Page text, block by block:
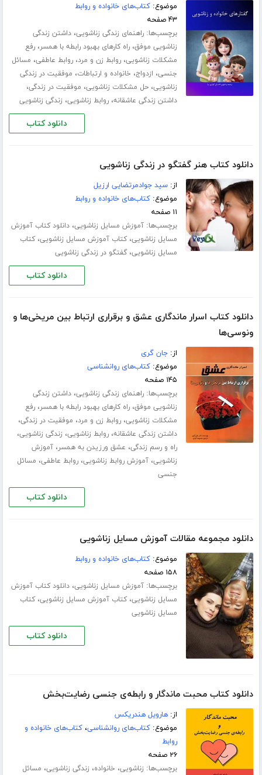
موضوع:کتاب‌های خانواده و روابط
۴۳ صفحه
برچسب‌ها:راهنمای زندگی زناشویی،داشتن زندگی
زناشویی موفق،راه کارهای بهبود رابطه با همسر،رفع
مشکلات زناشویی،روابط زن و مرد،روابط عاطفی، مسائل
جنسی، ازدواج، خانواده و ارتباطات، موفقیت در زندگی
زناشویی،حل مشکلات زناشویی، موفقیت در زندگی،
داشتن زندگی عاشقانه،روابط زناشویی، زندگی زناشویی
دانلود کتاب
دانلود کتاب هنر گفتگو در زندگی زناشویی
از:سید جوادمرتضایی ارزیل
موضوع:کتاب‌های خانواده و روابط
۱۱ صفحه
برچسب‌ها:آموزش مسایل زناشویی،دانلود کتاب آموزش
مسایل زناشویی،کتاب آموزش مسایل زناشویی،کتاب
مسایل زناشویی،گفتگو در زندگی زناشویی
دانلود کتاب
دانلود کتاب اسرار ماندگاری عشق و برقراری ارتباط بین مریخی‌ها و
ونوسی‌ها‎
از:جان گری
موضوع:کتاب‌های روانشناسی
۱۴۵ صفحه
برچسب‌ها:راهنمای زندگی زناشویی،داشتن زندگی
زناشویی موفق،راه کارهای بهبود رابطه با همسر،رفع
مشکلات زناشویی،روابط زن و مرد، موفقیت در زندگی،
داشتن زندگی عاشقانه،روابط زناشویی، زندگی زناشویی،
راه و رسم زندگی، عشق ورزیدن به همسر،آموزش
زناشویی،آموزش روابط زناشویی،روابط عاطفی، مسائل
جنسی
دانلود کتاب
دانلود مجموعه مقالات آموزش مسایل زناشویی
موضوع:کتاب‌های خانواده و روابط
۱۵۸ صفحه
برچسب‌ها:آموزش مسایل زناشویی،دانلود کتاب آموزش
مسایل زناشویی،کتاب آموزش مسایل زناشویی،کتاب
مسایل زناشویی
دانلود کتاب
دانلود کتاب محبت ماندگار و رابطه‌ی جنسی رضایت‌بخش
از:هارویل هندریکس
موضوع:کتاب‌های روانشناسی،کتاب‌های خانواده و
روابط
۲۶ صفحه
برچسب‌ها: زناشویی، خانواده، زندگی زناشویی، مسائل